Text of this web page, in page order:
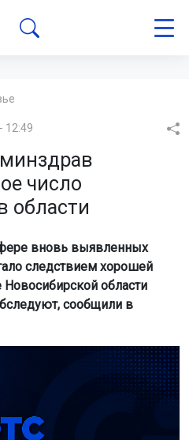
12:49
число
области
вновь выявленных
следствием хорошей
области
сообщили в